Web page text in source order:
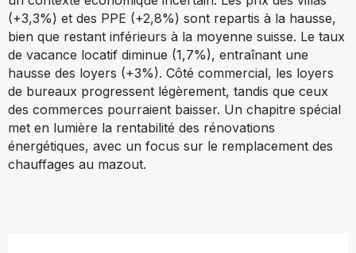
(+3,3%) et des PPE (+2,8%) sont repartis à la hausse,
bien que restant inférieurs à la moyenne suisse. Le taux
de vacance locatif diminue (1,7%), entraînant une
hausse des loyers (+3%). Côté commercial, les loyers
de bureaux progressent légèrement, tandis que ceux
des commerces pourraient baisser. Un chapitre spécial
met en lumière la rentabilité des rénovations
énergétiques, avec un focus sur le remplacement des
chauffages au mazout.